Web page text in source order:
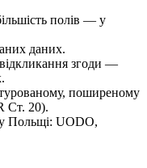
полів — у
даних.
згоди —
поширеному
Ст. 20).
Польщі: UODO,